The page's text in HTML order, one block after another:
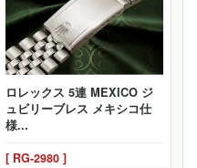
ロレックス 5連 MEXICO ジ
ュビリーブレス メキシコ仕
様...
[ RG-2980 ]